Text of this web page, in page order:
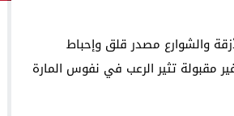
والشوارع مصدر قلق وإحباط
مقبولة تثير الرعب في نفوس المارة